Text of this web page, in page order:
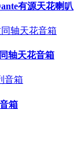
有源天花喇叭
轴天花音箱
箱